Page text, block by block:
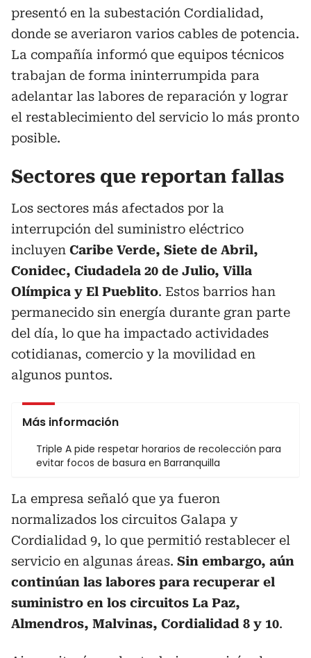
presentó en la subestación Cordialidad,
donde se averiaron varios cables de potencia.
La compañía informó que equipos técnicos
trabajan de forma ininterrumpida para
adelantar las labores de reparación y lograr
el restablecimiento del servicio lo más pronto
posible.
Sectores que reportan fallas
Los sectores más afectados por la
interrupción del suministro eléctrico
incluyen Caribe Verde, Siete de Abril,
Conidec, Ciudadela 20 de Julio, Villa
Olímpica y El Pueblito. Estos barrios han
permanecido sin energía durante gran parte
del día, lo que ha impactado actividades
cotidianas, comercio y la movilidad en
algunos puntos.
Más información
Triple A pide respetar horarios de recolección para
evitar focos de basura en Barranquilla
La empresa señaló que ya fueron
normalizados los circuitos Galapa y
Cordialidad 9, lo que permitió restablecer el
servicio en algunas áreas. Sin embargo, aún
continúan las labores para recuperar el
suministro en los circuitos La Paz,
Almendros, Malvinas, Cordialidad 8 y 10.